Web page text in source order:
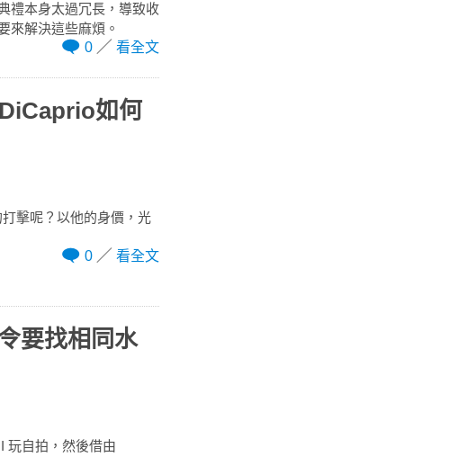
禮本身太過冗長，導致收
來解決這些麻煩。
0
看全文
如何
擊呢？以他的身價，光
0
看全文
要找相同水
玩自拍，然後借由